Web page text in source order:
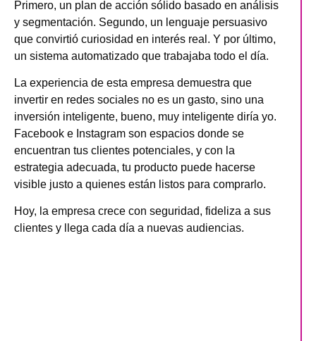
Primero, un plan de acción sólido basado en análisis
y segmentación. Segundo, un lenguaje persuasivo
que convirtió curiosidad en interés real. Y por último,
un sistema automatizado que trabajaba todo el día.
La experiencia de esta empresa demuestra que
invertir en redes sociales no es un gasto, sino una
inversión inteligente, bueno, muy inteligente diría yo.
Facebook e Instagram son espacios donde se
encuentran tus clientes potenciales, y con la
estrategia adecuada, tu producto puede hacerse
visible justo a quienes están listos para comprarlo.
Hoy, la empresa crece con seguridad, fideliza a sus
clientes y llega cada día a nuevas audiencias.